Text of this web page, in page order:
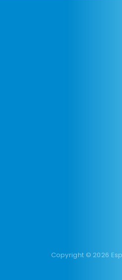
Copyright © 2026